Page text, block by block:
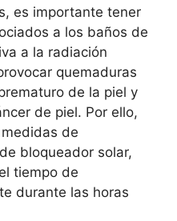
es importante tener
a los baños de
a la radiación
quemaduras
de la piel y
de piel. Por ello,
de
bloqueador solar,
tiempo de
durante las horas